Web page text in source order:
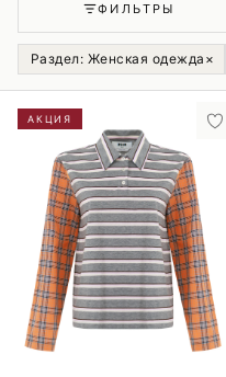
ФИЛЬТРЫ
Раздел: Женская одежда ×
АКЦИЯ